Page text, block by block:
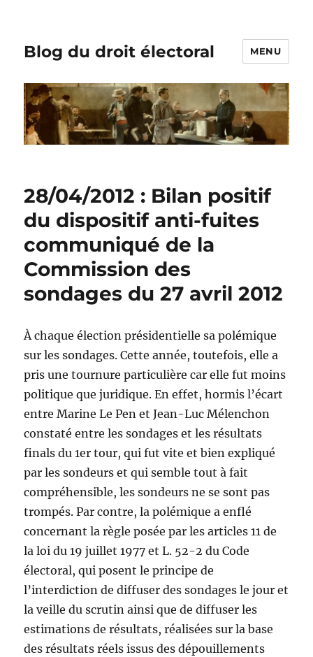
Blog du droit électoral MENU
28/04/2012 : Bilan positif
du dispositif anti-fuites
communiqué de la
Commission des
sondages du 27 avril 2012
À chaque élection présidentielle sa polémique
sur les sondages. Cette année, toutefois, elle a
pris une tournure particulière car elle fut moins
politique que juridique. En effet, hormis l’écart
entre Marine Le Pen et Jean-Luc Mélenchon
constaté entre les sondages et les résultats
finals du 1er tour, qui fut vite et bien expliqué
par les sondeurs et qui semble tout à fait
compréhensible, les sondeurs ne se sont pas
trompés. Par contre, la polémique a enflé
concernant la règle posée par les articles 11 de
la loi du 19 juillet 1977 et L. 52-2 du Code
électoral, qui posent le principe de
l’interdiction de diffuser des sondages le jour et
la veille du scrutin ainsi que de diffuser les
estimations de résultats, réalisées sur la base
des résultats réels issus des dépouillements